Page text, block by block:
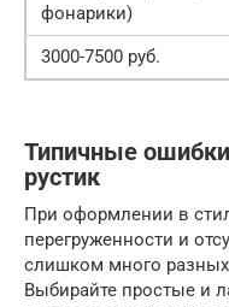
фонарики)
3000-7500 руб.
Типичные
рустик
При оформлении в
перегруженности и
слишком много
Выбирайте простые и